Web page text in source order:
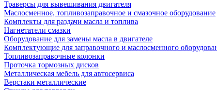
Траверсы для вывешивания двигателя
Маслосменное, топливозаправочное и смазочное оборудование
Комплекты для раздачи масла и топлива
Нагнетатели смазки
Оборудование для замены масла в двигателе
Комплектующие для заправочного и маслосменного
Топливозаправочные колонки
Проточка тормозных дисков
Металлическая мебель для автосервиса
Верстаки металлические